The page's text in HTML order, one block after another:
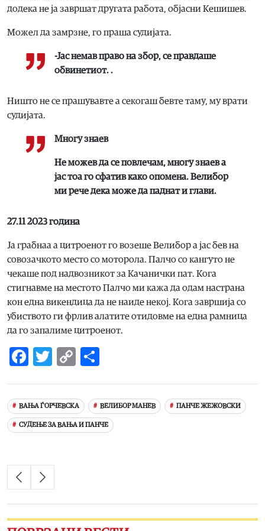
додека не ја завршат другата работа, објасни Кешишев.
Можел да замрзне, го праша судијата.
-Јас немав право на збор, се правдаше
обвинетиот. .
Ништо не се прашувавте а секогаш бевте таму, му врати
судијата.
Многу знаев
Не можев да се повлечам, многу знаев а
јас тоа го сфатив како опомена. Велибор
ми рече дека може да паднат и глави.
27.11 2023 година
Ја грабнаа а цитроенот го возеше Велибор а јас бев на
совозачкото место со моторола. Палчо со кангуто не
чекаше под надвозникот за Качанички пат. Кога
стигнавме на местото Палчо ми кажа да одам настрана
кон една викендица да не наиде некој. Кога завршија со
убиството ги фрлив алатите отидовме на една рамница
да го запалиме цитроенот.
Facebook
Twitter
Copy
ВАЊА ЃОРЧЕВСКА ВЕЛИБОР МАНЕВ ПАНЧЕ ЖЕЖОВСКИ
СУДЕЊЕ ЗА ВАЊА И ПАНЧЕ